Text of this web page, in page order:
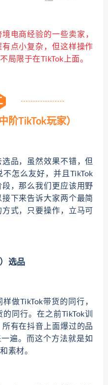
电商经验的一些卖家，
点小复杂，但这样操作
局限于在TikTok上面。
阶TikTok玩家）
品，虽然效果不错，但
怎么友好，并且TikTok
，那么我们更应该用野
下来告诉大家两个最简
式，只要操作，立马可
选品
做TikTok带货的同行，
同行。在之前TikTok训
有在抖音上面爆过的品
遍。而这个方法就是如
素材。